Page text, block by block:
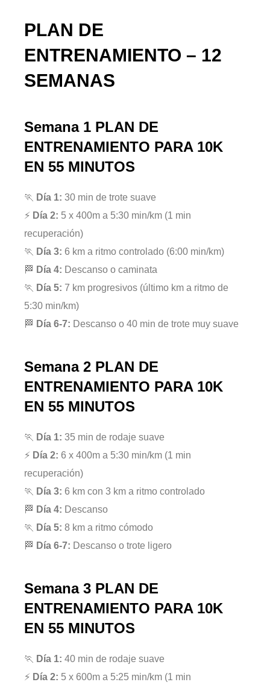
PLAN DE
ENTRENAMIENTO – 12
SEMANAS
Semana 1 PLAN DE
ENTRENAMIENTO PARA 10K
EN 55 MINUTOS
🏃 Día 1: 30 min de trote suave
⚡ Día 2: 5 x 400m a 5:30 min/km (1 min
recuperación)
🏃 Día 3: 6 km a ritmo controlado (6:00 min/km)
🏁 Día 4: Descanso o caminata
🏃 Día 5: 7 km progresivos (último km a ritmo de
5:30 min/km)
🏁 Día 6-7: Descanso o 40 min de trote muy suave
Semana 2 PLAN DE
ENTRENAMIENTO PARA 10K
EN 55 MINUTOS
🏃 Día 1: 35 min de rodaje suave
⚡ Día 2: 6 x 400m a 5:30 min/km (1 min
recuperación)
🏃 Día 3: 6 km con 3 km a ritmo controlado
🏁 Día 4: Descanso
🏃 Día 5: 8 km a ritmo cómodo
🏁 Día 6-7: Descanso o trote ligero
Semana 3 PLAN DE
ENTRENAMIENTO PARA 10K
EN 55 MINUTOS
🏃 Día 1: 40 min de rodaje suave
⚡ Día 2: 5 x 600m a 5:25 min/km (1 min